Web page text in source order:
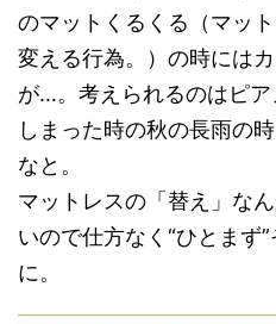
のマットくるくる（マッ
変える行為。）の時には
が…。考えられるのはピ
しまった時の秋の長雨の
なと。
マットレスの「替え」な
いので仕方なく“ひとまず
に。